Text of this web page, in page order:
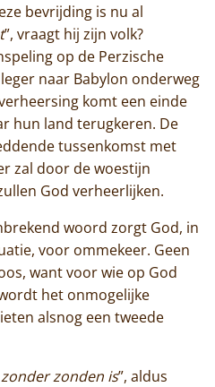
bevrijding is nu al
”, vraagt hij zijn volk?
op de Perzische
naar Babylon onderweg
komt een einde
hun land terugkeren. De
tussenkomst met
zal door de woestijn
God verheerlijken.
woord zorgt God, in
voor ommekeer. Geen
want voor wie op God
het onmogelijke
alsnog een tweede
zonden is”, aldus